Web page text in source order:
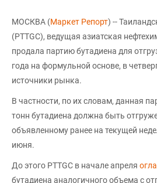
МОСКВА (Маркет Репорт) --
(PTTGC), ведущая азиатская
продала партию бутадиена для
года на формульной основе, в
источники рынка.
В частности, по их словам, данная
тонн бутадиена должна быть
объявленному ранее на текущей
июня.
До этого PTTGC в начале апреля
бутадиена аналогичного объема с